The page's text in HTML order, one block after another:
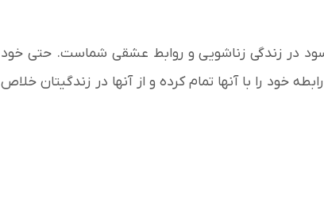
در زندگی زناشویی و روابط عشقی شماست. حتی خود
خود را با آنها تمام کرده و از آنها در زندگیتان خلاص